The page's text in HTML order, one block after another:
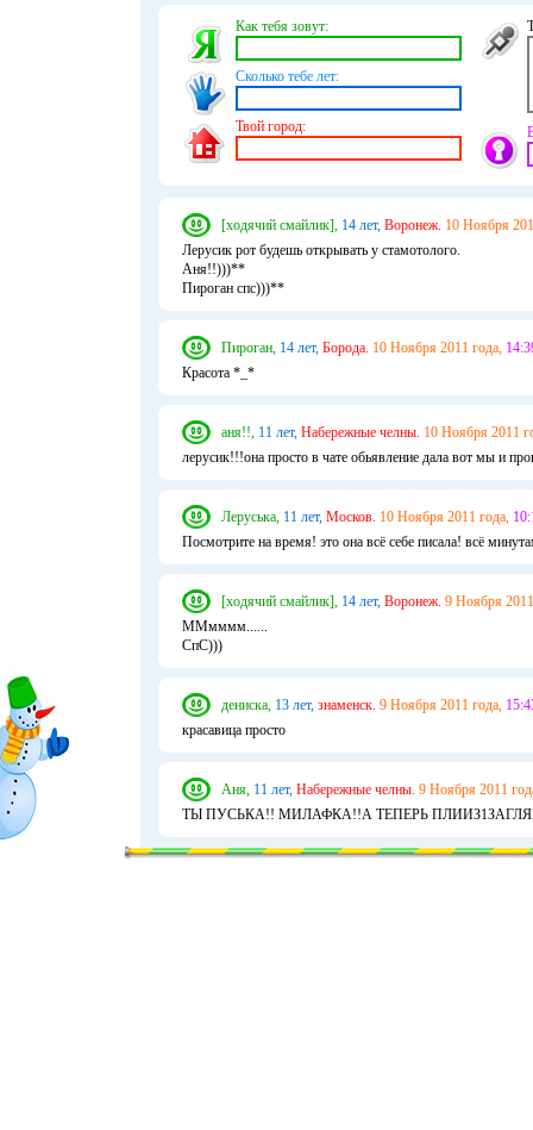
Как тебя зовут:
Сколько тебе лет:
Твой город:
[ходячий смайлик], 14 лет, Воронеж. 10 Ноября
Лерусик рот будешь открывать у стамотолого.
Аня!!)))**
Пироган спс)))**
Пироган, 14 лет, Борода. 10 Ноября 2011 года,
Красота *_*
аня!!, 11 лет, Набережные челны. 10 Ноября 2011
лерусик!!!она просто в чате обьявление дала вот мы и
Леруська, 11 лет, Москов. 10 Ноября 2011 года,
Посмотрите на время! это она всё себе писала! всё
[ходячий смайлик], 14 лет, Воронеж. 9 Ноября
ММмммм......
СпС)))
дениска, 13 лет, знаменск. 9 Ноября 2011 года,
красавица просто
Аня, 11 лет, Набережные челны. 9 Ноября 2011
ТЫ ПУСЬКА!! МИЛАФКА!!А ТЕПЕРЬ